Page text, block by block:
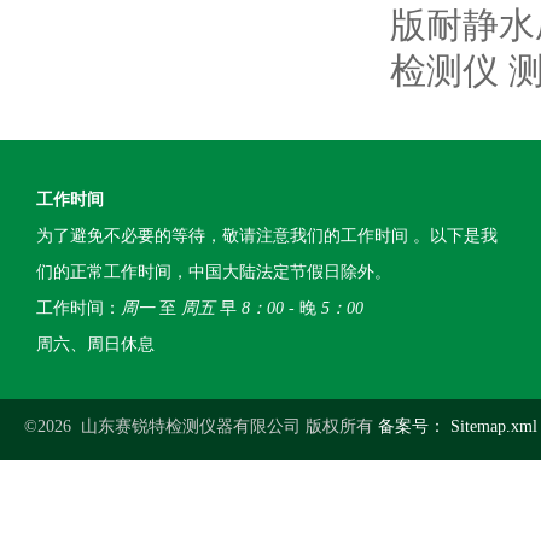
版耐静
检测仪
工作时间
为了避免不必要的等待，敬请注意我们的工作时间 。以下是我
们的正常工作时间，中国大陆法定节假日除外。
工作时间： 周一至 周五早 8：00 - 晚 5：00
周六、周日休息
©2026 山东赛锐特检测仪器有限公司 版权所有 备案号： Sitemap.xml